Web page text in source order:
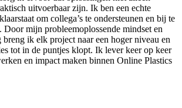
uitvoerbaar zijn. Ik ben een echte
om collega’s te ondersteunen en bij te
Door mijn probleemoplossende mindset en
ik elk project naar een hoger niveau en
tot in de puntjes klopt. Ik lever keer op keer
en impact maken binnen Online Plastics